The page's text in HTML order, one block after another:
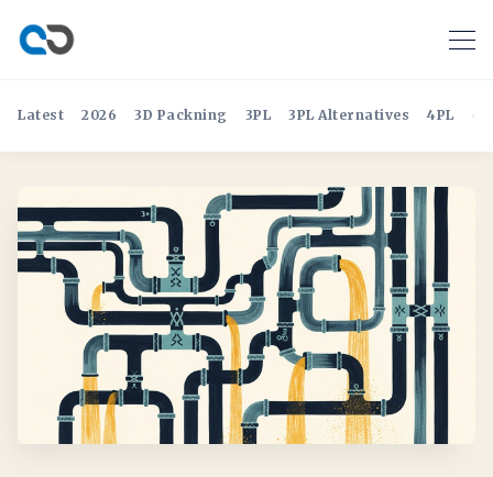
Latest 2026 3D Packning 3PL 3PL Alternatives 4PL